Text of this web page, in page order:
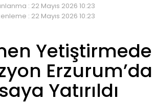
: 22 Mayıs 2026 10:23
: 22 Mayıs 2026 10:23
Yetiştirmede
Erzurum’da
Yatırıldı